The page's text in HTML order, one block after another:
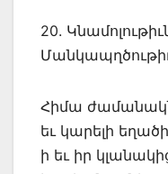
20.
Հիմա ժամանակն
եւ կարելի
ի եւ իր